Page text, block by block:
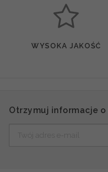
WYSOKA JAKOŚĆ
Otrzymuj informacje